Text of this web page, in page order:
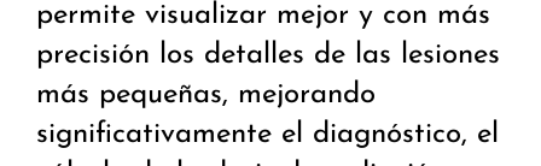
permite visualizar mejor y con más
precisión los detalles de las lesiones
más pequeñas, mejorando
significativamente el diagnóstico, el